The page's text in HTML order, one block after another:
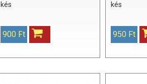
kés
900 Ft
kés
950 Ft